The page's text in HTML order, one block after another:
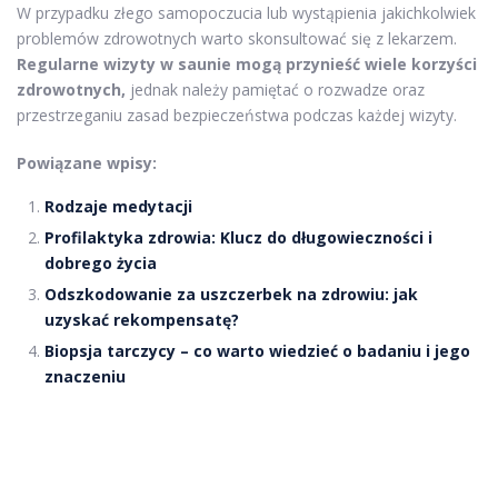
W przypadku złego samopoczucia lub wystąpienia jakichkolwiek
problemów zdrowotnych warto skonsultować się z lekarzem.
Regularne wizyty w saunie mogą przynieść wiele korzyści
zdrowotnych, jednak należy pamiętać o rozwadze oraz
przestrzeganiu zasad bezpieczeństwa podczas każdej wizyty.
Powiązane wpisy:
Rodzaje medytacji
Profilaktyka zdrowia: Klucz do długowieczności i
dobrego życia
Odszkodowanie za uszczerbek na zdrowiu: jak
uzyskać rekompensatę?
Biopsja tarczycy – co warto wiedzieć o badaniu i jego
znaczeniu